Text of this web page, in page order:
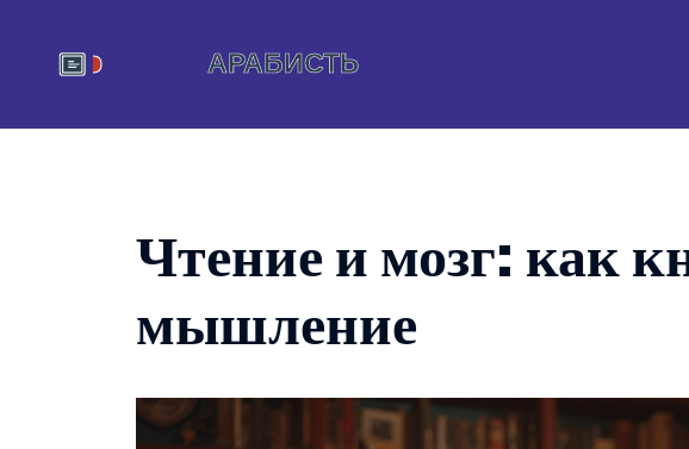
Чтение и мозг: как
мышление